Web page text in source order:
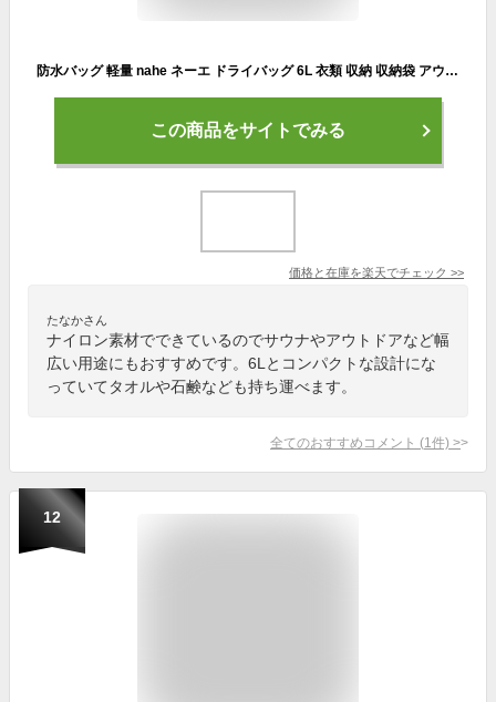
防水バッグ 軽量 nahe ネーエ ドライバッグ 6L 衣類 収納 収納袋 アウトドア 中国 耐久性 普段使い ジム サウナ スタッフバッグ コンパクト おしゃれ 靴 スリッパ 旅行 キャンプ 釣り 登山 はっ水加工 4色 プール 海水浴 ナイロン
この商品をサイトでみる
価格と在庫を楽天でチェック >>
たなかさん
ナイロン素材でできているのでサウナやアウトドアなど幅
広い用途にもおすすめです。6Lとコンパクトな設計にな
っていてタオルや石鹸なども持ち運べます。
全てのおすすめコメント (1 件) >
12